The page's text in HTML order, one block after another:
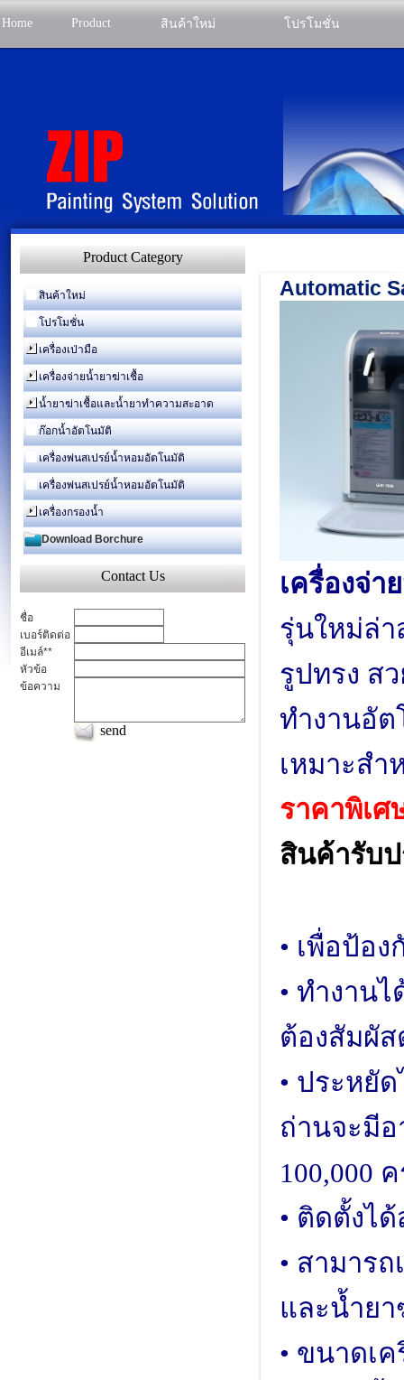
Home Product สินค้าใหม่ โปรโมชั่น
Product Category
สินค้าใหม่
โปรโมชั่น
เครื่องเป่ามือ
เครื่องจ่ายน้ำยาฆ่าเชื้อ
น้ำยาฆ่าเชื้อและน้ำยาทำความสะอาด
ก๊อกน้ำอัตโนมัติ
เครื่องพ่นสเปรย์น้ำหอมอัตโนมัติ
เครื่องพ่นสเปรย์น้ำหอมอัตโนมัติ
เครื่องกรองน้ำ
Download Borchure
Contact Us
ชื่อ
เบอร์ติดต่อ
อีเมล์**
หัวข้อ
ข้อความ
send
Automatic
เครื่องจ่า
รุ่นใหม่ล่า
รูปทรง ส
ทำงานอัต
เหมาะสำ
ราคาพิเศ
สินค้ารับป
• เพื่อป้อ
• ทำงาน
ต้องสัมผัส
• ประหยั
ถ่านจะมี
100,000
• ติดตั้งไ
• สามาร
และน้ำย
• ขนาดเ